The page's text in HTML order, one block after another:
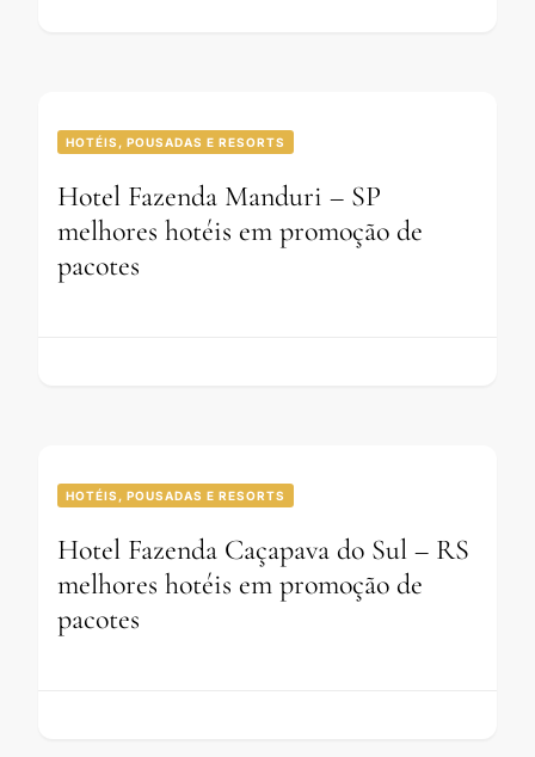
HOTÉIS, POUSADAS E RESORTS
Hotel Fazenda Manduri – SP
melhores hotéis em promoção de
pacotes
HOTÉIS, POUSADAS E RESORTS
Hotel Fazenda Caçapava do Sul – RS
melhores hotéis em promoção de
pacotes